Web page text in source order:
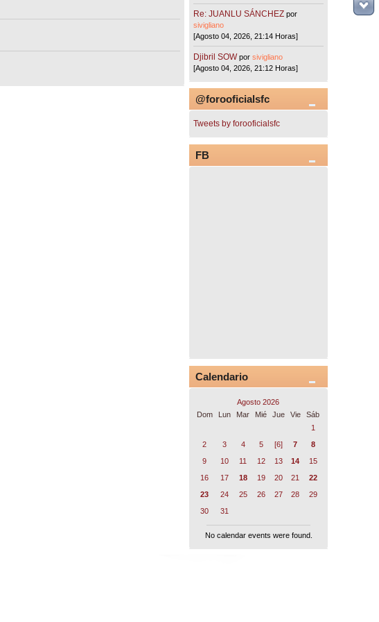
Re: JUANLU SÁNCHEZ por
sivigliano
[Agosto 04, 2026, 21:14 Horas]
Djibril SOW porsivigliano
[Agosto 04, 2026, 21:12 Horas]
@forooficialsfc
Tweets by forooficialsfc
FB
Calendario
Agosto 2026
Dom
Lun Mar Mié Jue Vie
Sáb
1
2
3 4 5 [6] 7
8
9
10 11 12 13 14
15
16
17 18 19 20 21
22
23
24 25 26 27 28
29
30
31
No calendar events were found.